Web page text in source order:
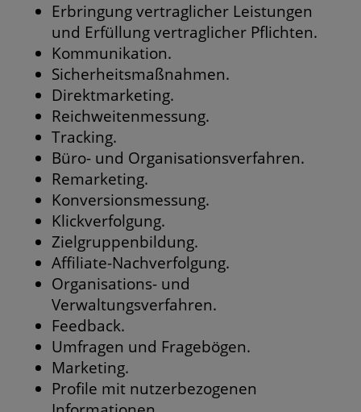
Erbringung vertraglicher Leistungen
und Erfüllung vertraglicher Pflichten.
Kommunikation.
Sicherheitsmaßnahmen.
Direktmarketing.
Reichweitenmessung.
Tracking.
Büro- und Organisationsverfahren.
Remarketing.
Konversionsmessung.
Klickverfolgung.
Zielgruppenbildung.
Affiliate-Nachverfolgung.
Organisations- und
Verwaltungsverfahren.
Feedback.
Umfragen und Fragebögen.
Marketing.
Profile mit nutzerbezogenen